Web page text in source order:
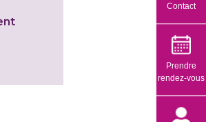
Contact
Prendre
rendez-vous